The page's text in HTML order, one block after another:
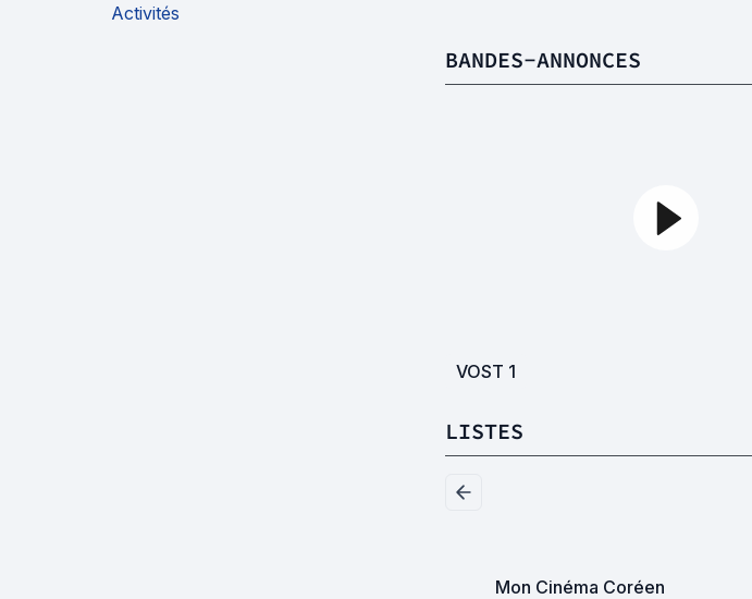
Activités
BANDES-ANNONCES
VOST 1
LISTES
Mon Cinéma Coréen